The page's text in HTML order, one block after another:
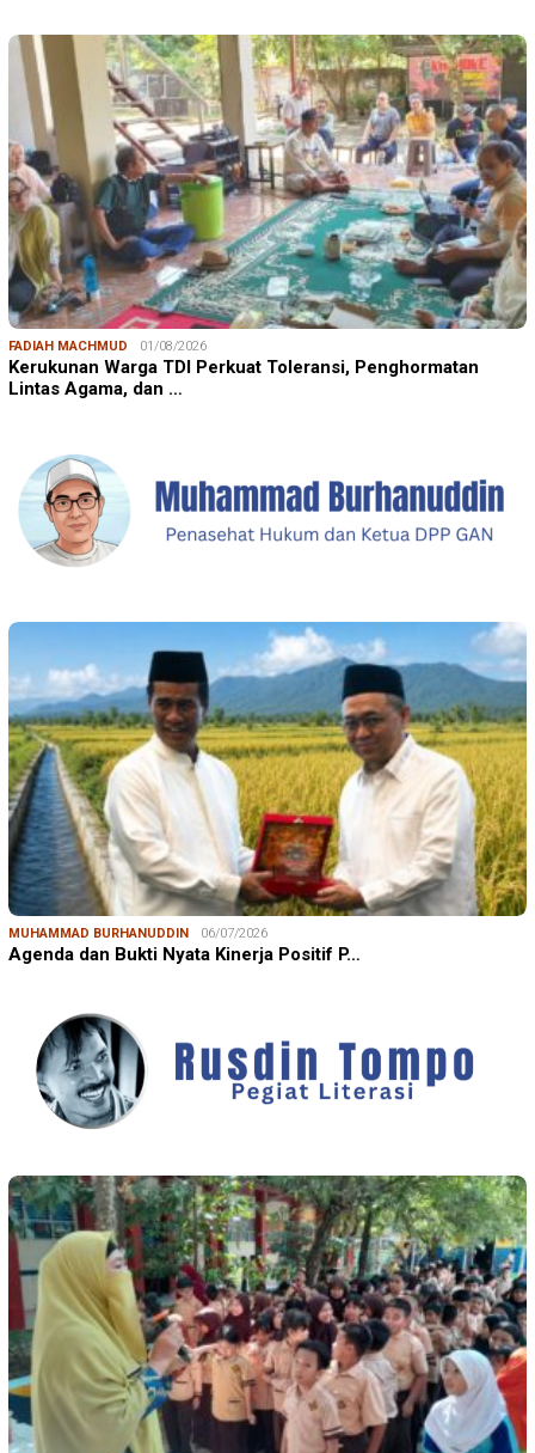
FADIAH MACHMUD 01/08/2026
Kerukunan Warga TDI Perkuat Toleransi, Penghormatan
Lintas Agama, dan …
MUHAMMAD BURHANUDDIN 06/07/2026
Agenda dan Bukti Nyata Kinerja Positif P…